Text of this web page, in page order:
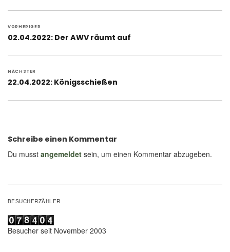
VORHERIGER
Vorheriger
02.04.2022: Der AWV räumt auf
NÄCHSTER
Nächster
22.04.2022: Königsschießen
Schreibe einen Kommentar
Du musst angemeldet sein, um einen Kommentar abzugeben.
BESUCHERZÄHLER
Besucher seit November 2003